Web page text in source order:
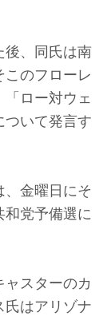
、同氏は南
このフローレ
「ロー対ウェ
ついて発言す
金曜日にそ
和党予備選に
スターのカ
氏はアリゾナ